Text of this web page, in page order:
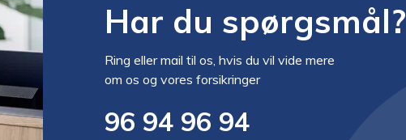
Har du spørgsmål?
Ring eller mail til os, hvis du vil vide mere
om os og vores forsikringer
96 94 96 94